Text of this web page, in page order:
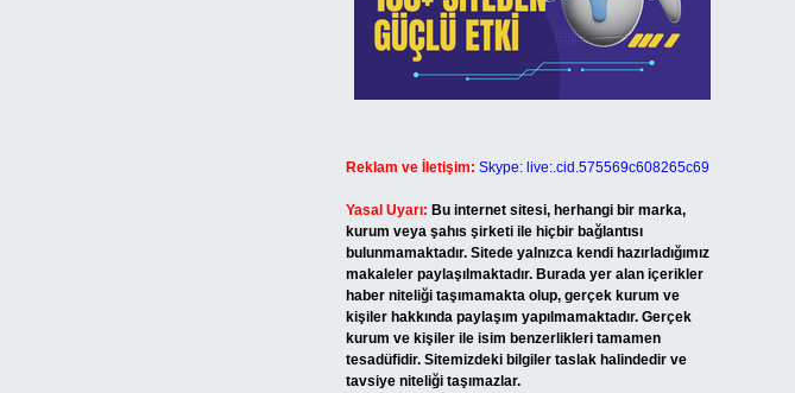
Reklam ve İletişim: Skype: live:.cid.575569c608265c69
Yasal Uyarı: Bu internet sitesi, herhangi bir marka,
kurum veya şahıs şirketi ile hiçbir bağlantısı
bulunmamaktadır. Sitede yalnızca kendi hazırladığımız
makaleler paylaşılmaktadır. Burada yer alan içerikler
haber niteliği taşımamakta olup, gerçek kurum ve
kişiler hakkında paylaşım yapılmamaktadır. Gerçek
kurum ve kişiler ile isim benzerlikleri tamamen
tesadüfidir. Sitemizdeki bilgiler taslak halindedir ve
tavsiye niteliği taşımazlar.